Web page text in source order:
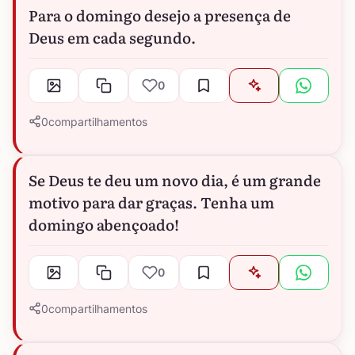
Para o domingo desejo a presença de
Deus em cada segundo.
0
0compartilhamentos
Se Deus te deu um novo dia, é um grande
motivo para dar graças. Tenha um
domingo abençoado!
0
0compartilhamentos